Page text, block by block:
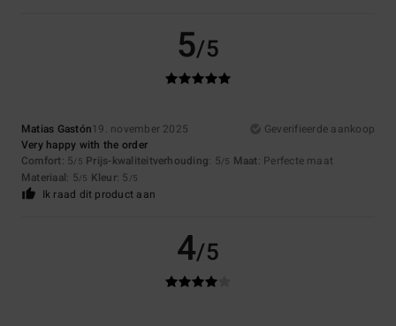
5/5
Matias Gastón19. november 2025
Geverifieerde aankoop
Very happy with the order
Comfort: 5/5 Prijs-kwaliteitverhouding: 5/5 Maat: Perfecte maat
Materiaal: 5/5 Kleur: 5 /5
Ik raad dit product aan
4/5